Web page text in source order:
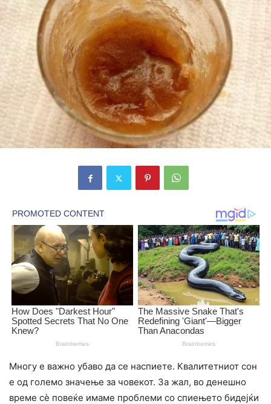
Многу е важно убаво да се наспиете. Квалитетниот сон
е од големо значење за човекот. За жал, во денешно
време сè повеќе имаме проблеми со спиењето бидејќи